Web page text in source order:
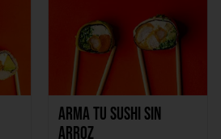
Arma tu Sushi sin
Arroz